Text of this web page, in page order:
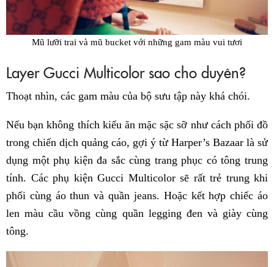
Mũ lưỡi trai và mũ bucket với những gam màu vui tươi
Layer Gucci Multicolor sao cho duyên?
Thoạt nhìn, các gam màu của bộ sưu tập này khá chói.
Nếu bạn không thích kiểu ăn mặc sặc sỡ như cách phối đồ
trong chiến dịch quảng cáo, gợi ý từ Harper’s Bazaar là sử
dụng một phụ kiện đa sắc cùng trang phục có tông trung
tính. Các phụ kiện Gucci Multicolor sẽ rất trẻ trung khi
phối cùng áo thun và quần jeans. Hoặc kết hợp chiếc áo
len màu cầu vồng cùng quần legging đen và giày cùng
tông.